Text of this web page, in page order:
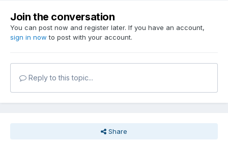
Join the conversation
You can post now and register later. If you have an account,
sign in now to post with your account.
Reply to this topic...
Share